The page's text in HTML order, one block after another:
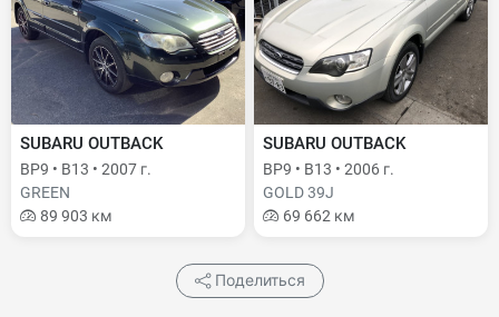
SUBARU OUTBACK
BP9 • B13 • 2007 г.
GREEN
89 903 км
SUBARU OUTBACK
BP9 • B13 • 2006 г.
GOLD 39J
69 662 км
Поделиться